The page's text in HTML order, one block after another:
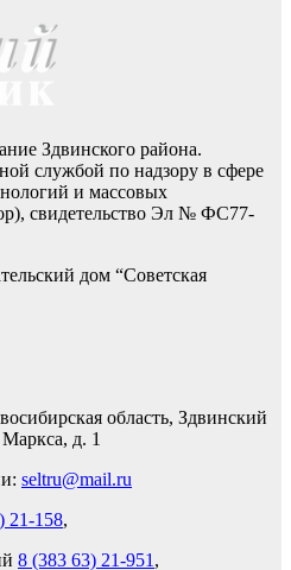
Здвинского района.
службой по надзору в сфере
и массовых
свидетельство Эл № ФС77-
дом “Советская
область, Здвинский
д. 1
seltru@mail.ru
21-158,
8 (383 63) 21-951 ,